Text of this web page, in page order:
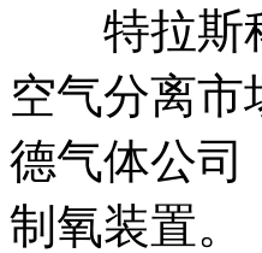
特拉斯科
空气分离市
德气体公司
制氧装置。